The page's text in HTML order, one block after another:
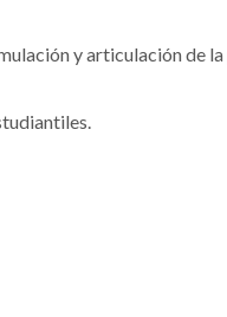
y articulación de